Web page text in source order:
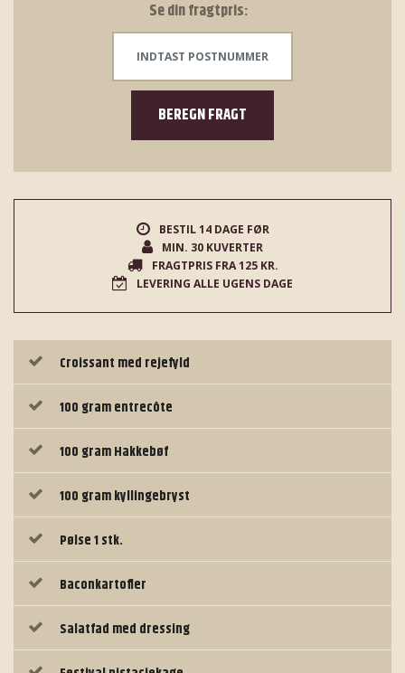
Se din fragtpris:
BEREGN FRAGT
BESTIL 14 DAGE FØR
MIN. 30 KUVERTER
FRAGTPRIS FRA 125 KR.
LEVERING ALLE UGENS DAGE
Croissant med rejefyld
100 gram entrecôte
100 gram Hakkebøf
100 gram kyllingebryst
Pølse 1 stk.
Baconkartofler
Salatfad med dressing